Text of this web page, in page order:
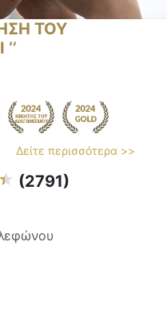
ΤΟΥ
Δείτε περισσότερα >>
(2791)